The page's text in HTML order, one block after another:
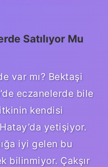
Satılıyor Mu
var mı? Bektaşi
eczanelerde bile
kendisi
yetişiyor.
iyi gelen bu
bilinmiyor. Çakşır